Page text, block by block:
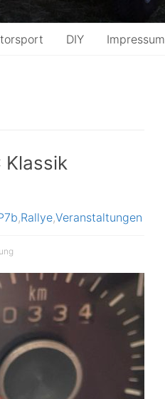
DIY Impressum
Klassik
,Rallye,Veranstaltungen